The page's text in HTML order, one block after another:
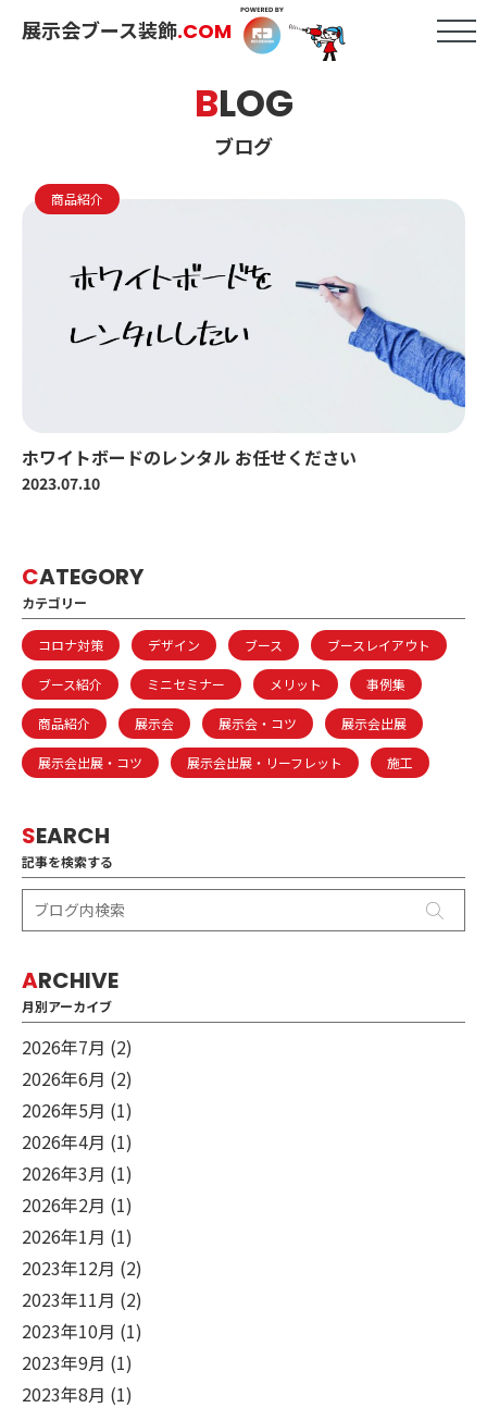
展示会ブース装飾.COM
BLOG
ブログ
商品紹介
ホワイトボードのレンタル お任せください
2023.07.10
CATEGORY
カテゴリー
コロナ対策 デザイン ブース ブースレイアウト
ブース紹介 ミニセミナー メリット 事例集
商品紹介 展示会 展示会・コツ 展示会出展
展示会出展・コツ 展示会出展・リーフレット 施工
SEARCH
記事を検索する
ARCHIVE
月別アーカイブ
2026年7月 (2)
2026年6月 (2)
2026年5月 (1)
2026年4月 (1)
2026年3月 (1)
2026年2月 (1)
2026年1月 (1)
2023年12月 (2)
2023年11月 (2)
2023年10月 (1)
2023年9月 (1)
2023年8月 (1)